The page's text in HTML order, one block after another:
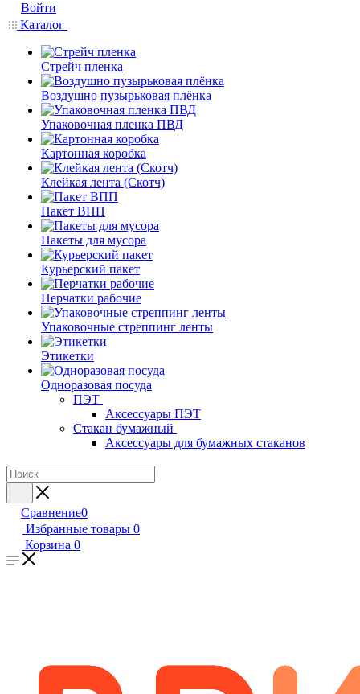
Войти
Каталог
Стрейч пленка
Воздушно пузырьковая плёнка
Упаковочная пленка ПВД
Картонная коробка
Клейкая лента (Скотч)
Пакет ВПП
Пакеты для мусора
Курьерский пакет
Перчатки рабочие
Упаковочные стреппинг ленты
Этикетки
Одноразовая посуда
ПЭТ
Аксессуары ПЭТ
Стакан бумажный
Аксессуары для бумажных стаканов
Сравнение0
Избранные товары 0
Корзина 0